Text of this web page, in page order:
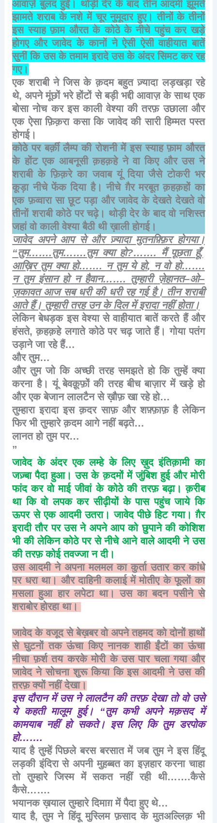
आवाज़ें बुलंद हुईं। थोड़ी देर के बाद तीन आदमी झूमते
झामते शराब के नशे में चूर नुमूदार हुए। तीनों के तीनों
इस स्याह फ़ाम औरत के कोठे के नीचे पहुंच कर खड़े
होगए और जावेद के कानों ने ऐसी ऐसी वाहीयात बातें
सुनीं कि उस के तमाम इरादे उस के अंदर सिमट कर रह
गए।
एक शराबी ने जिस के क़दम बहुत ज़्यादा लड़खड़ा रहे
थे,अपने मूंछों भरे होंटों से बड़ी भद्दी आवाज़ के साथ एक
बोसा नोच कर इस काली वेश्या की तरफ़ उछाला और
एक ऐसा फ़िक़रा कसा कि जावेद की सारी हिम्मत पस्त
होगई।
कोठे पर बर्क़ी लैम्प की रोशनी में इस स्याह फ़ाम औरत
के होंट एक आबनूसी क़हक़हे ने वा किए और उस ने
शराबी के फ़िक़रे का जवाब यूं दिया जैसे टोकरी भर
कूड़ा नीचे फेंक दिया है। नीचे ग़ैर मरबूत क़हक़हों का
एक फ़व्वारा सा छूट पड़ा और जावेद के देखते देखते वो
तीनों शराबी कोठे पर चढ़े। थोड़ी देर के बाद वो नशिस्त
जहां वो काली वेश्या बैठी थी ख़ाली होगई।
जावेद अपने आप से और ज़्यादा मुतनफ़्फ़िर होगया।
“तुम…….तुम…….तुम क्या हो?……. मैं पूछता हूँ,
आख़िर तुम क्या हो……. न तुम ये हो, न वो हो…….
न तुम इंसान हो न हैवान……. तुम्हारी ज़ेहानत–ओ–
ज़कावत आज सब धरी की धरी रह गई है। तीन शराबी
आते हैं। तुम्हारी तरह उन के दिल में इरादा नहीं होता।
लेकिन बेधड़क इस वेश्या से वाहीयात बातें करते हैं और
हंसते,क़हक़हे लगाते कोठे पर चढ़ जाते हैं। गोया पतंग
उड़ाने जा रहे हैं…
और तुम…
और तुम जो कि अच्छी तरह समझते हो कि तुम्हें क्या
करना है। यूं बेवक़ूफ़ों की तरह बीच बाज़ार में खड़े हो
और एक बेजान लालटैन से ख़ौफ़ खा रहे हो…
तुम्हारा इरादा इस क़दर साफ़ और शफ़्फ़ाफ़ है लेकिन
फिर भी तुम्हारे क़दम आगे नहीं बढ़ते…
लानत हो तुम पर…
”
जावेद के अंदर एक लम्हे के लिए ख़ुद इंतिक़ामी का
जज़्बा पैदा हुआ। उस के क़दमों में जुंबिश हुई और मोरी
फांद कर वो माई जीवां के कोठे की तरफ़ बढ़ा। क़रीब
था कि वो लपक कर सीढ़ीयों के पास पहुंच जाये कि
ऊपर से एक आदमी उतरा। जावेद पीछे हिट गया। ग़ैर
इरादी तौर पर उस ने अपने आप को छुपाने की कोशिश
भी की लेकिन कोठे पर से नीचे आने वाले आदमी ने उस
की तरफ़ कोई तवज्जा न दी।
उस आदमी ने अपना मलमल का कुर्ता उतार कर कांधे
पर धरा था। और दाहिनी कलाई में मोतीए के फूलों का
मसला हुआ हार लपेटा था। उस का बदन पसीने से
शराबोर होरहा था।
जावेद के वजूद से बेख़बर वो अपने तहमद को दोनों हाथों
से घुटनों तक ऊंचा किए नानक शाही ईंटों का ऊंचा
नीचा फ़र्श तय करके मोरी के उस पार चला गया और
जावेद ने सोचना शुरू किया कि इस आदमी ने उस की
तरफ़ क्यों नहीं देखा।
इस दौरान में उस ने लालटैन की तरफ़ देखा तो वो उसे
ये
कहती मालूम हुई।“तुम कभी अपने मक़सद में
कामयाब नहीं हो सकते। इस लिए कि तुम डरपोक
हो…….
याद है तुम्हें पिछले बरस बरसात में जब तुम ने इस हिंदू
लड़की इंदिरा से अपनी मुहब्बत का इज़हार करना चाहा
तो तुम्हारे जिस्म में सकत नहीं रही थी…….कैसे
कैसे…….
भयानक ख़याल तुम्हारे दिमाग़ में पैदा हुए थे…
याद है,तुम ने हिंदू मुस्लिम फ़साद के मुतअल्लिक़ भी